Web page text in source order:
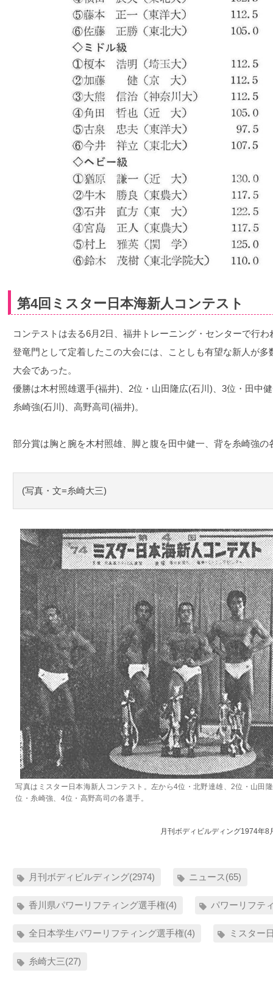
第4回ミスター日本海新人コンテスト
コンテストは去る6月2日、福井トレーニング・センターで行
登竜門として定着したこの大会には、ことしも有望な新人が
大会であった。
優勝は木村照雄選手(福井)、2位・山田隆広(石川)、3位・田中
糸崎強(石川)、高野高司(福井)。
部分賞は胸と腕を木村照雄、脚と腹を田中健一、背を糸崎強の
(写真・文=糸崎大三)
写真はミスター日本海新人コンテスト。左から4位・北野達雄、2位・山田
位・糸崎強、4位・高野高司の各選手。
月刊ボディビルディング1974年8
月刊ボディビルディング(2974) ニュース(65)
香川県パワーリフティング選手権(4) パワーリフテ
全日本学生パワーリフティング選手権(4) ミスター
糸崎大三(27)